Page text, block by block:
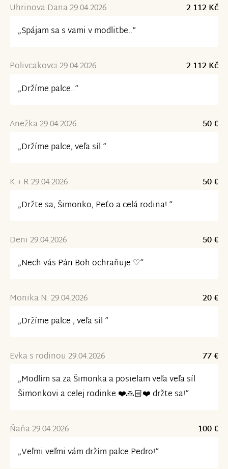
Uhrinova Dana 29.04.2026
2 112 Kč
„Spájam sa s vami v modlitbe..“
Polivcakovci 29.04.2026
2 112 Kč
„Držíme palce..“
Anežka 29.04.2026
50 €
„Držíme palce, veľa síl.“
K + R 29.04.2026
50 €
„Držte sa, Šimonko, Peťo a celá rodina! “
Deni 29.04.2026
50 €
„Nech vás Pán Boh ochraňuje ♡“
Monika N. 29.04.2026
20 €
„Držíme palce , veľa síl “
Evka s rodinou 29.04.2026
77 €
„Modlím sa za Šimonka a posielam veľa veľa síl
Šimonkovi a celej rodinke ❤️🙏🏻❤️ držte sa!“
Ňaňa 29.04.2026
100 €
„Veľmi veľmi vám držím palce Pedro!“